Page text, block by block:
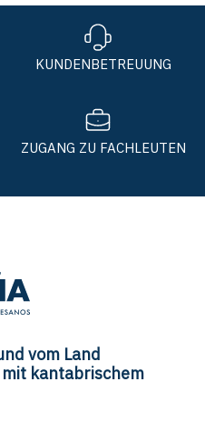
KUNDENBETREUUNG
ZUGANG ZU FACHLEUTEN
vom Land
kantabrischem